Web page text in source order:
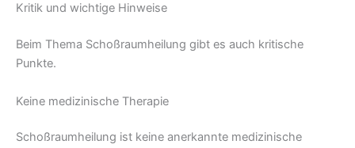
Kritik und wichtige Hinweise
Beim Thema Schoßraumheilung gibt es auch kritische
Punkte.
Keine medizinische Therapie
Schoßraumheilung ist keine anerkannte medizinische